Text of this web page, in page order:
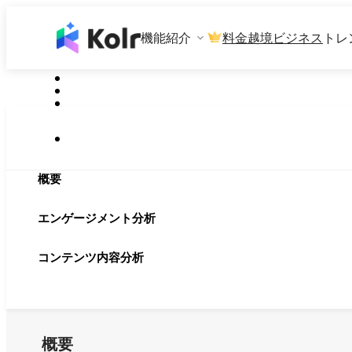
機能紹介 料金越境ビジネス ト
概要
エンゲージメント分析
コンテンツ内容分析
概要